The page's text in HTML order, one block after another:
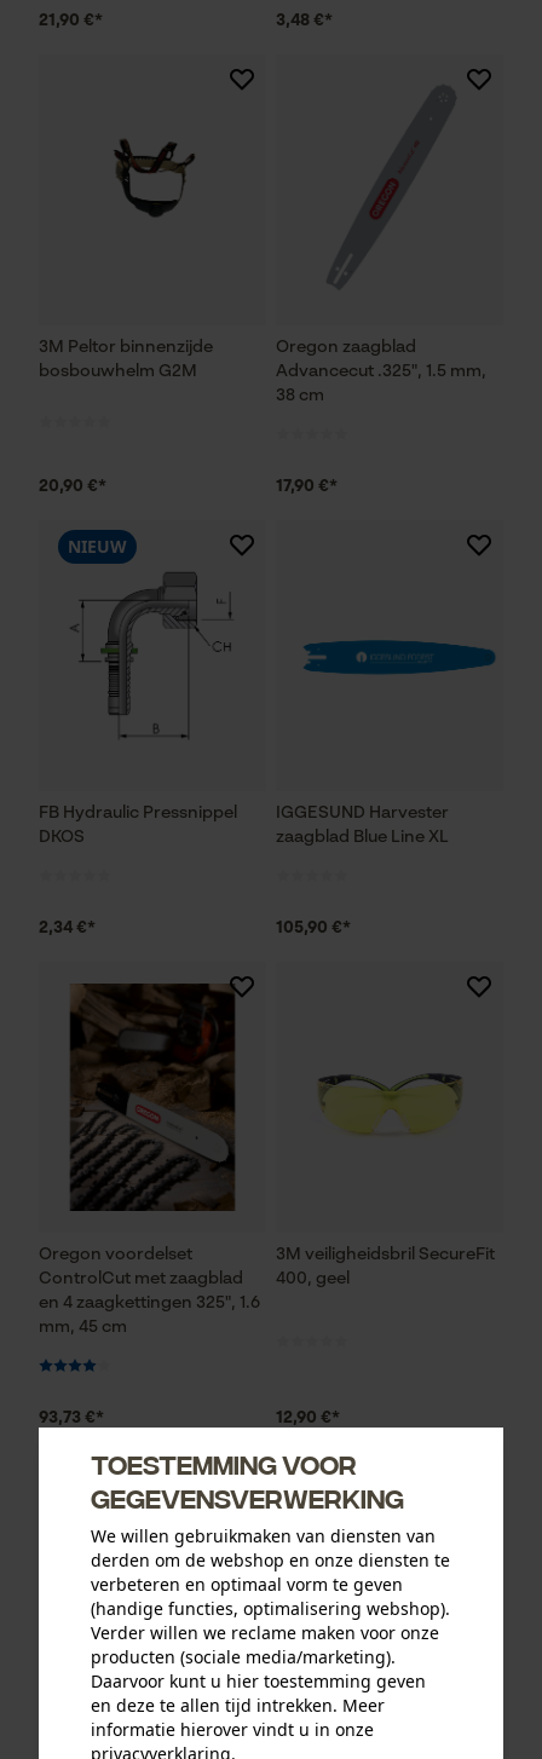
21,90 €* 3,48 €*
3M Peltor binnenzijde
bosbouwhelm G2M
20,90 €*
Oregon zaagblad
Advancecut .325", 1.5 mm,
38 cm
17,90 €*
FB Hydraulic Pressnippel
DKOS
NIEUW
2,34 €*
IGGESUND Harvester
zaagblad Blue Line XL
105,90 €*
Oregon voordelset
ControlCut met zaagblad
en 4 zaagkettingen 325", 1.6
mm, 45 cm
93,73 €*
3M veiligheidsbril SecureFit
400, geel
12,90 €*
KOX zaagkettingen half
Toestemming voor
gegevensverwerking
We willen gebruikmaken van diensten van
derden om de webshop en onze diensten te
verbeteren en optimaal vorm te geven
(handige functies, optimalisering webshop).
Verder willen we reclame maken voor onze
producten (sociale media/marketing).
Daarvoor kunt u hier toestemming geven
en deze te allen tijd intrekken. Meer
informatie hierover vindt u in onze
privacyverklaring.